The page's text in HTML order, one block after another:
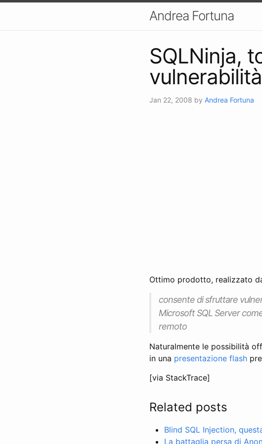
Andrea Fortuna
SQLNinja,
Jan 22, 2008 by Andrea Fortuna
Ottimo prodotto, realizzato
consente di sfruttare
Microsoft SQL Server
remoto
Naturalmente le possibilità
in una presentazione flash
[via StackTrace]
Related posts
Blind SQL Injection,
La battaglia persa di